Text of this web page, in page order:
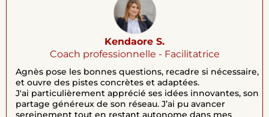
Kendaore S.
Coach professionnelle - Facilitatrice
Agnès pose les bonnes questions, recadre si nécessaire,
et ouvre des pistes concrètes et adaptées.
J'ai particulièrement apprécié ses idées innovantes, son
partage généreux de son réseau. J’ai pu avancer
sereinement tout en restant autonome dans mes